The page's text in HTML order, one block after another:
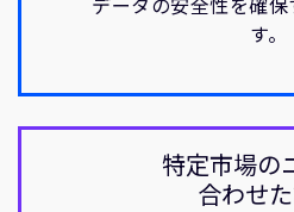
す。
特定市場の
合わせ